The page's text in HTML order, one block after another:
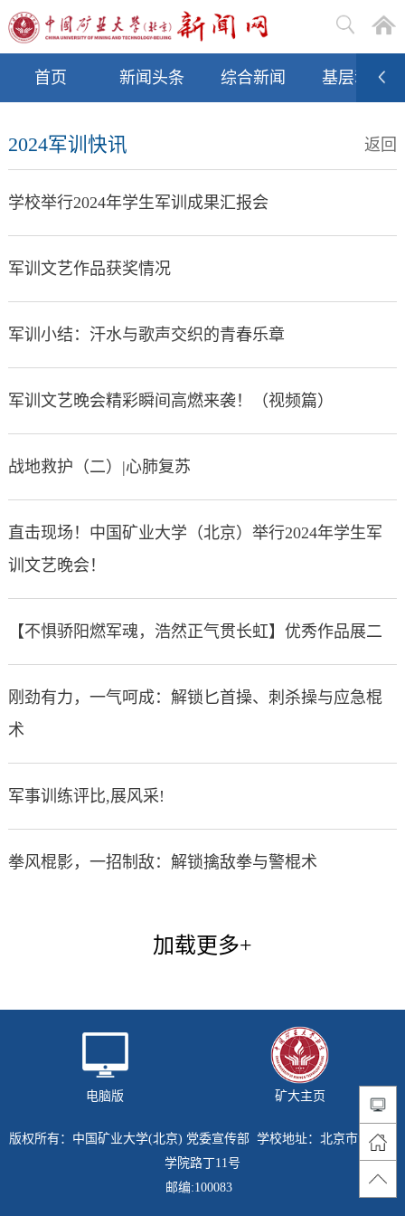
首页 新闻头条 综合新闻 基层动态
2024军训快讯 返回
学校举行2024年学生军训成果汇报会
军训文艺作品获奖情况
军训小结：汗水与歌声交织的青春乐章
军训文艺晚会精彩瞬间高燃来袭！（视频篇）
战地救护（二）|心肺复苏
直击现场！中国矿业大学（北京）举行2024年学生军
训文艺晚会！
【不惧骄阳燃军魂，浩然正气贯长虹】优秀作品展二
刚劲有力，一气呵成：解锁匕首操、刺杀操与应急棍
术
军事训练评比,展风采!
拳风棍影，一招制敌：解锁擒敌拳与警棍术
加载更多+
电脑版 矿大主页
版权所有：中国矿业大学(北京) 党委宣传部 学校地址：北京市海淀区
学院路丁11号
邮编:100083